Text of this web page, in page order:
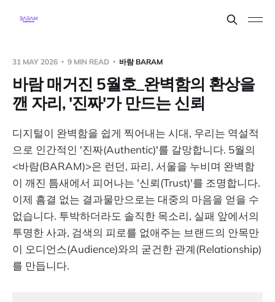
31 MAY 2026 9 MIN READ 바람 BARAM
바람 매거진 5월호_완벽함의 환상을
깬 자리, '진짜'가 만드는 신뢰
디지털이 완벽함을 쉽게 찍어내는 시대, 우리는 역설적
으로 인간적인 '진짜(Authentic)'를 갈망합니다. 5월의
<바람(BARAM)>은 런던, 파리, 서울을 누비며 완벽함
이 깨진 틈새에서 피어나는 '신뢰(Trust)'를 조명합니다.
이제 흠결 없는 결과물만으로는 대중의 마음을 얻을 수
없습니다. 투박하더라도 솔직한 목소리, 실패 앞에서의
투명한 사과, 검색의 피로를 없애주는 브랜드의 안목만
이 오디언스(Audience)와의 굳건한 관계(Relationship)
를 만듭니다.